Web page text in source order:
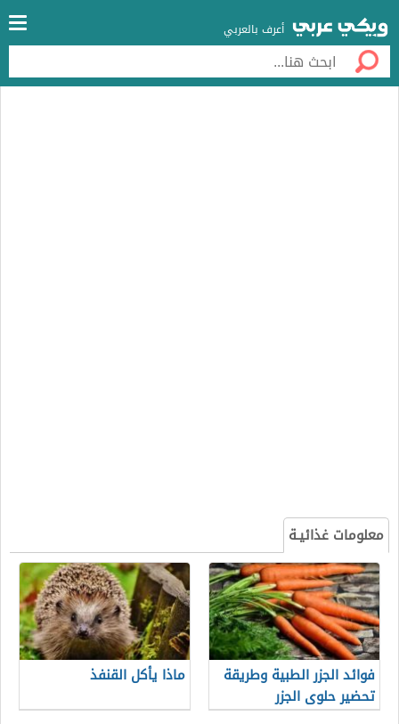
أعرف بالعربي
معلومات غذائيـة
فوائد الجزر الطبية وطريقة
تحضير حلوى الجزر
ماذا يأكل القنفذ